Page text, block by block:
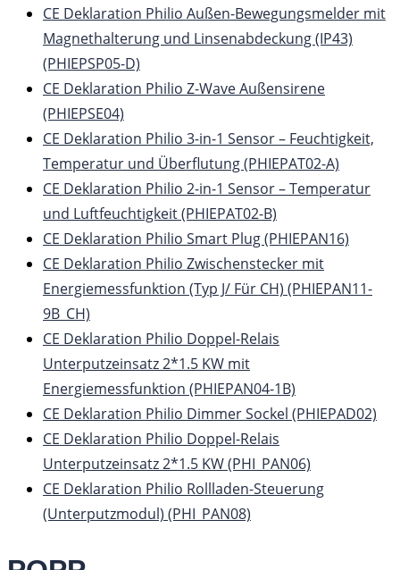
CE Deklaration Philio Außen-Bewegungsmelder mit
Magnethalterung und Linsenabdeckung (IP43)
(PHIEPSP05-D)
CE Deklaration Philio Z-Wave Außensirene
(PHIEPSE04)
CE Deklaration Philio 3-in-1 Sensor – Feuchtigkeit,
Temperatur und Überflutung (PHIEPAT02-A)
CE Deklaration Philio 2-in-1 Sensor – Temperatur
und Luftfeuchtigkeit (PHIEPAT02-B)
CE Deklaration Philio Smart Plug (PHIEPAN16)
CE Deklaration Philio Zwischenstecker mit
Energiemessfunktion (Typ J/ Für CH) (PHIEPAN11-
9B_CH)
CE Deklaration Philio Doppel-Relais
Unterputzeinsatz 2*1.5 KW mit
Energiemessfunktion (PHIEPAN04-1B)
CE Deklaration Philio Dimmer Sockel (PHIEPAD02)
CE Deklaration Philio Doppel-Relais
Unterputzeinsatz 2*1.5 KW (PHI_PAN06)
CE Deklaration Philio Rollladen-Steuerung
(Unterputzmodul) (PHI_PAN08)